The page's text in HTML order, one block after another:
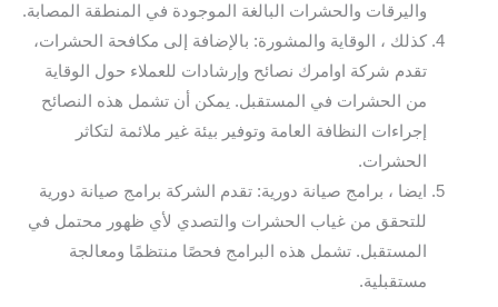
واليرقات والحشرات البالغة الموجودة في المنطقة المصابة.
كذلك ، الوقاية والمشورة: بالإضافة إلى مكافحة الحشرات،
تقدم شركة اوامرك نصائح وإرشادات للعملاء حول الوقاية
من الحشرات في المستقبل. يمكن أن تشمل هذه النصائح
إجراءات النظافة العامة وتوفير بيئة غير ملائمة لتكاثر
الحشرات.
ايضا ، برامج صيانة دورية: تقدم الشركة برامج صيانة دورية
للتحقق من غياب الحشرات والتصدي لأي ظهور محتمل في
المستقبل. تشمل هذه البرامج فحصًا منتظمًا ومعالجة
مستقبلية.